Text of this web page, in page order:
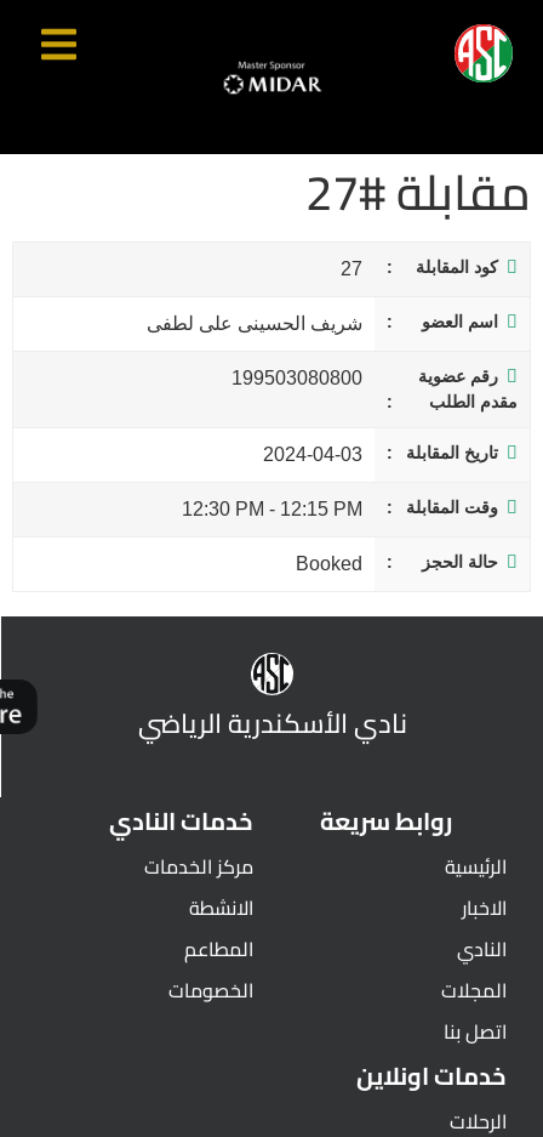
مقابلة #27
كود المقابلة 27
اسم العضو شريف الحسينى على لطفى
رقم عضوية
مقدم الطلب
199503080800
تاريخ المقابلة 2024-04-03
وقت المقابلة 12:15 PM
-
12:30 PM
حالة الحجز Booked
نادي الأسكندرية الرياضي
روابط سريعة
الرئيسية
الاخبار
النادي
المجلات
اتصل بنا
خدمات النادي
مركز الخدمات
الانشطة
المطاعم
الخصومات
خدمات اونلاين
الرحلات